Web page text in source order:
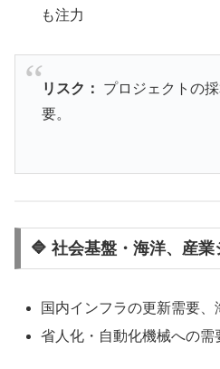
も注力
リスク：
プロジェクトの
要。
🔷 社会基盤・海洋、産業
国内インフラの更新需要
省人化・自動化機械への需